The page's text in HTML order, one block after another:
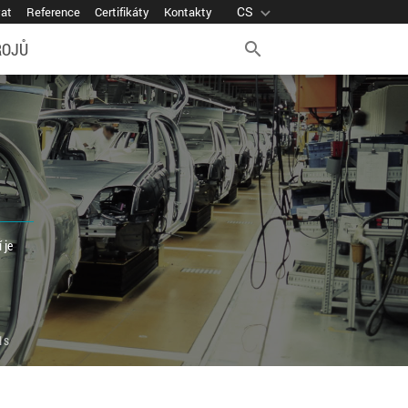
Reference Certifikáty Kontakty CS expand_more
search
je